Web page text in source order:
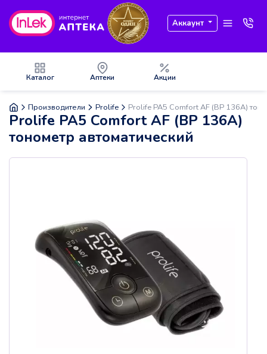
Аккаунт
Каталог Аптеки Акции
Производители Prolife Prolife PA5 Comfort AF (BP 136A)
Prolife PA5 Comfort AF (BP 136A)
тонометр автоматический